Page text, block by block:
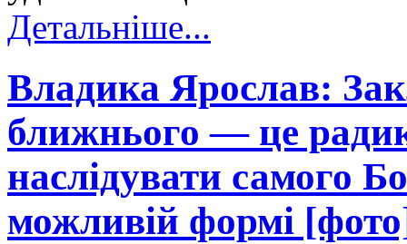
Детальніше...
Владика Ярослав:
ближнього — це
наслідувати самого
можливій формі